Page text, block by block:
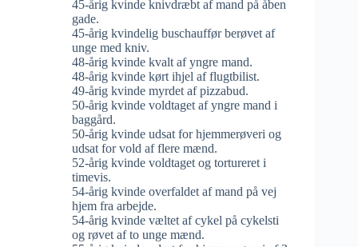
45-årig kvinde knivdræbt af mand på åben
gade.
45-årig kvindelig buschauffør berøvet af
unge med kniv.
48-årig kvinde kvalt af yngre mand.
48-årig kvinde kørt ihjel af flugtbilist.
49-årig kvinde myrdet af pizzabud.
50-årig kvinde voldtaget af yngre mand i
baggård.
50-årig kvinde udsat for hjemmerøveri og
udsat for vold af flere mænd.
52-årig kvinde voldtaget og tortureret i
timevis.
54-årig kvinde overfaldet af mand på vej
hjem fra arbejde.
54-årig kvinde væltet af cykel på cykelsti
og røvet af to unge mænd.